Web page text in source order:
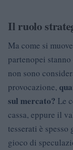
Il ruolo
Ma come si
partenopei
non sono
provocazione,
sul mercato? Le
cassa, eppure il
tesserati è
gioco di